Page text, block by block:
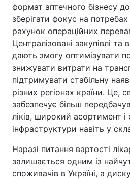
формат аптечного бізнесу
зберігати фокус на
рахунок операційних
Централізовані закупівлі та
дають змогу оптимізувати
знижувати витрати на
підтримувати стабільну
різних регіонах країни. Це,
забезпечує більш
ліків, широкий асортимент і
інфраструктури навіть у
Наразі питання вартості
залишається одним із
споживачів в Україні, а